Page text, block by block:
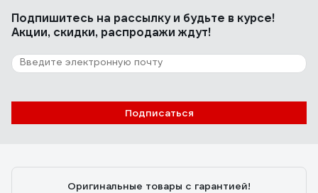
Подпишитесь на рассылкуи будьте в курсе!
Акции, скидки, распродажи ждут!
Подписаться
Оригинальные товары с гарантией!